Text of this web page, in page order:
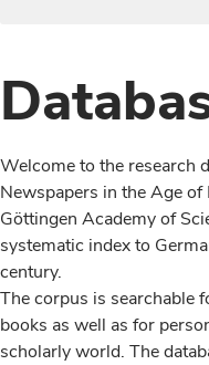
Welcome to the research
Newspapers in the Age
Göttingen Academy of
systematic index to
century.
The corpus is searchable
books as well as for
scholarly world. The